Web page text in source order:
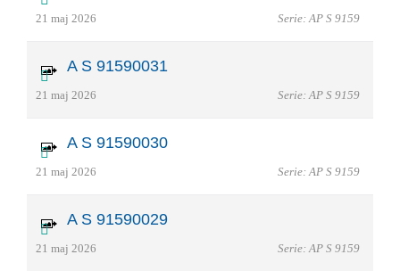
21 maj 2026 Serie: AP S 9159
A S 91590031
21 maj 2026 Serie: AP S 9159
A S 91590030
21 maj 2026 Serie: AP S 9159
A S 91590029
21 maj 2026 Serie: AP S 9159